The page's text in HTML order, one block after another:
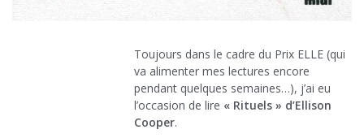
Toujours dans le cadre du Prix ELLE (qui
va alimenter mes lectures encore
pendant quelques semaines…), j’ai eu
l’occasion de lire « Rituels » d’Ellison
Cooper.